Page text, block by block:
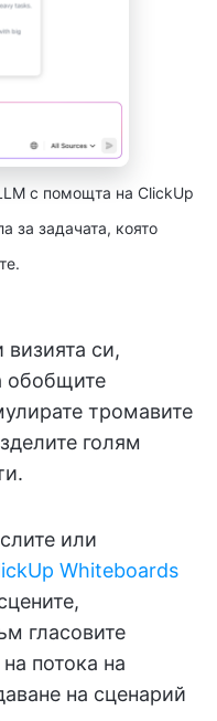
с помощта на ClickUp
за задачата, която
си,
обобщите
тромавите
голям
или
Whiteboards
гласовите
потока на
на сценарий